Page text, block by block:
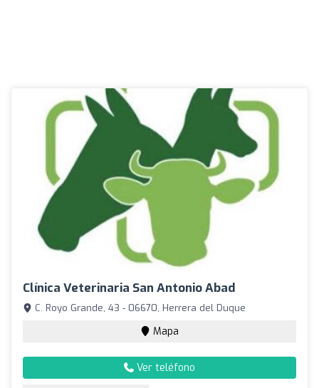
Clínica Veterinaria San Antonio Abad
C. Royo Grande, 43 - 06670, Herrera del Duque
Mapa
Ver teléfono